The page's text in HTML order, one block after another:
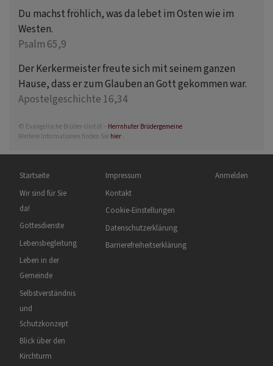
Du machst fröhlich, was da lebet im Osten wie im
Westen.
Psalm 65,9
Der Kerkermeister freute sich mit seinem ganzen
Hause, dass er zum Glauben an Gott gekommen war.
Apostelgeschichte 16,34
© Evangelische Brüder-Unität – Herrnhuter Brüdergemeine
Weitere Informationen finden Sie hier .
Hauptnavigation
Startseite
Wir sind für Sie
da!
Gottesdienste
Lebensbegleitung
Leben in der
Gemeinde
Selbstverständnis
und
Schutzkonzept
Blick über den
Kirchturm
Fußbereichsmenü
Impressum
Kontakt
Cookie-Einstellungen
Datenschutzerklärung
Barrierefreiheitserklärung
Benutzermenü
Anmelden